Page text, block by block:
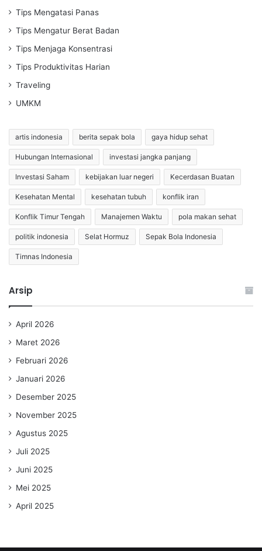
Tips Mengatasi Panas
Tips Mengatur Berat Badan
Tips Menjaga Konsentrasi
Tips Produktivitas Harian
Traveling
UMKM
artis indonesia berita sepak bola gaya hidup sehat
Hubungan Internasional investasi jangka panjang
Investasi Saham kebijakan luar negeri Kecerdasan Buatan
Kesehatan Mental kesehatan tubuh konflik iran
Konflik Timur Tengah Manajemen Waktu pola makan sehat
politik indonesia Selat Hormuz Sepak Bola Indonesia
Timnas Indonesia
Arsip
April 2026
Maret 2026
Februari 2026
Januari 2026
Desember 2025
November 2025
Agustus 2025
Juli 2025
Juni 2025
Mei 2025
April 2025